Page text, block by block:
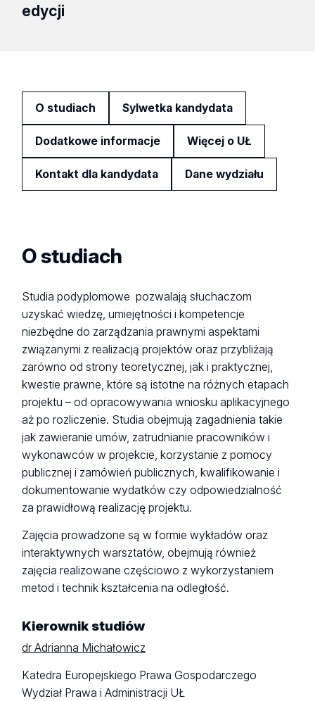
edycji
O studiach Sylwetka kandydata
Dodatkowe informacje Więcej o UŁ
Kontakt dla kandydata Dane wydziału
O studiach
Studia podyplomowe pozwalają słuchaczom
uzyskać wiedzę, umiejętności i kompetencje
niezbędne do zarządzania prawnymi aspektami
związanymi z realizacją projektów oraz przybliżają
zarówno od strony teoretycznej, jak i praktycznej,
kwestie prawne, które są istotne na różnych etapach
projektu – od opracowywania wniosku aplikacyjnego
aż po rozliczenie. Studia obejmują zagadnienia takie
jak zawieranie umów, zatrudnianie pracowników i
wykonawców w projekcie, korzystanie z pomocy
publicznej i zamówień publicznych, kwalifikowanie i
dokumentowanie wydatków czy odpowiedzialność
za prawidłową realizację projektu.
Zajęcia prowadzone są w formie wykładów oraz
interaktywnych warsztatów, obejmują również
zajęcia realizowane częściowo z wykorzystaniem
metod i technik kształcenia na odległość.
Kierownik studiów
dr Adrianna Michałowicz
Katedra Europejskiego Prawa Gospodarczego
Wydział Prawa i Administracji UŁ